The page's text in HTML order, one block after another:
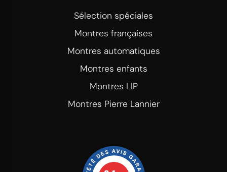
Sélection spéciales
Montres françaises
Montres automatiques
Montres enfants
Montres LIP
Montres Pierre Lannier